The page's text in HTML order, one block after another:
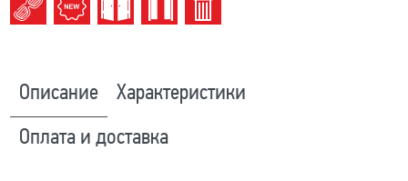
Описание Характеристики
Оплата и доставка